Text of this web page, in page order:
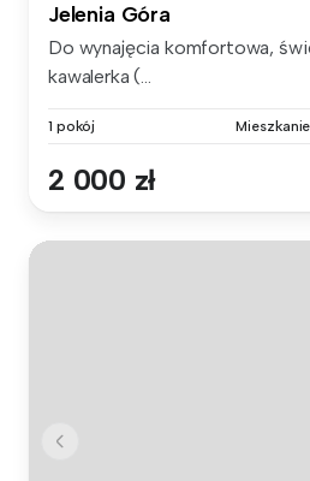
Jelenia Góra
Do wynajęcia komfortowa,
kawalerka (...
1 pokój Mieszkanie
2 000 zł